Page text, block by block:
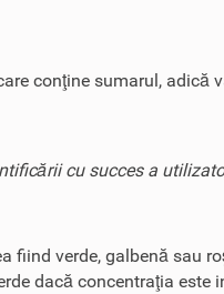
conţine sumarul, adică
cu succes a
fiind verde, galbenă sau
dacă concentraţia este